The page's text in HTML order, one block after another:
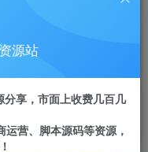
24小时自动赚钱
源站
享，市面上收费几百几
营、脚本源码等资源，